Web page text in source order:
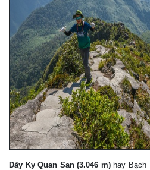
Dãy Ky Quan San (3.046 m)hay Bạch